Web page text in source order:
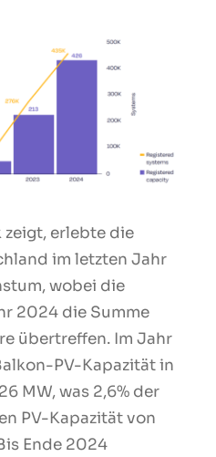
zeigt, erlebte die
im letzten Jahr
wobei die
2024 die Summe
übertreffen. Im Jahr
PV-Kapazität in
MW, was 2,6% der
PV-Kapazität von
Ende 2024